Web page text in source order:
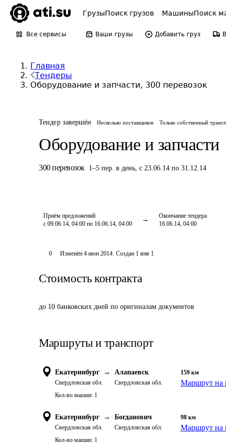
ГрузыПоиск грузов МашиныПоиск
Все сервисы Ваши грузы Добавить груз
Главная
Тендеры
Оборудование и запчасти, 300 перевозок
Тендер завершён Несколько поставщиков Только собственный
Оборудование и запчасти
300 перевозок 1–5 пер. в день, с 23.06.14 по 31.12.14
Приём предложений
с 09.06.14, 04:00 по 16.06.14, 04:00
Окончание тендера
16.06.14, 04:00
0 Изменён 4 июн 2014. Создан 1 янв 1
Стоимость контракта
до 10 банковских дней по оригиналам документов
Маршруты и транспорт
Екатеринбург →
Свердловская обл.
Алапаевск
Свердловская обл.
159 км
Маршрут на
Кол-во машин: 1
Екатеринбург →
Свердловская обл.
Богданович
Свердловская обл.
98 км
Маршрут на
Кол-во машин: 1